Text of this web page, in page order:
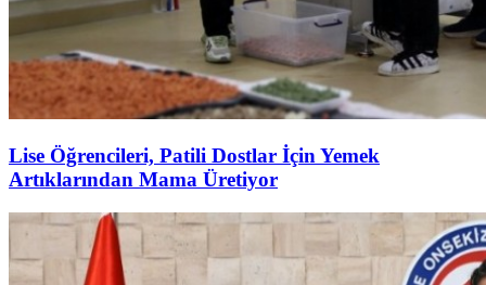
Lise Öğrencileri, Patili Dostlar İçin Yemek
Artıklarından Mama Üretiyor